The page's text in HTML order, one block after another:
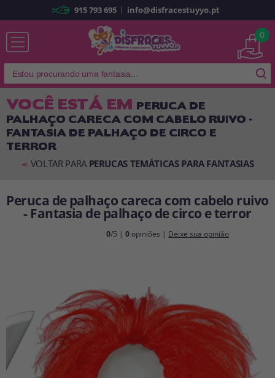
Já sou cliente
Lembrar-me Esqueceu sua senha?
Sou novo
disfracestuyyo.pt, você poderá fazer suas
CRIAR CONTA
915 793 695 | info@disfracestuyyo.pt
0
VOCÊ ESTÁ EM PERUCA DE
PALHAÇO CARECA COM CABELO RUIVO -
FANTASIA DE PALHAÇO DE CIRCO E
TERROR
<< VOLTAR PARA PERUCAS TEMÁTICAS PARA FANTASIAS
Peruca de palhaço careca com cabelo ruivo
- Fantasia de palhaço de circo e terror
0/5 |0 opiniões | Deixe sua opinião